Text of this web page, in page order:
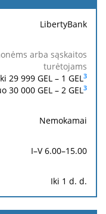
Priimamas
vykdymui
gavėjo
banką
LibertyBank
29 999 GEL – 1 GEL3
30 000 GEL – 2 GEL3
Nemokamai
I–V 6.00–15.00
Iki 1 d. d.